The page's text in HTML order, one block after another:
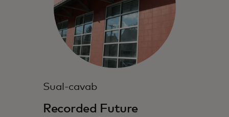
Sual-cavab
Recorded Future